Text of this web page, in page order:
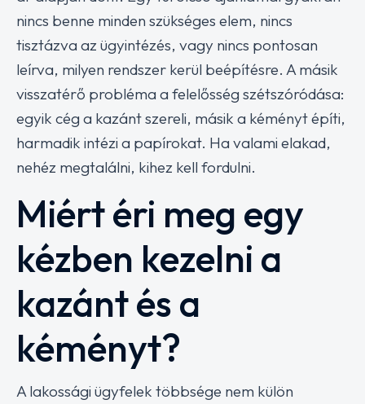
nincs benne minden szükséges elem, nincs
tisztázva az ügyintézés, vagy nincs pontosan
leírva, milyen rendszer kerül beépítésre. A másik
visszatérő probléma a felelősség szétszóródása:
egyik cég a kazánt szereli, másik a kéményt építi,
harmadik intézi a papírokat. Ha valami elakad,
nehéz megtalálni, kihez kell fordulni.
Miért éri meg egy
kézben kezelni a
kazánt és a
kéményt?
A lakossági ügyfelek többsége nem külön